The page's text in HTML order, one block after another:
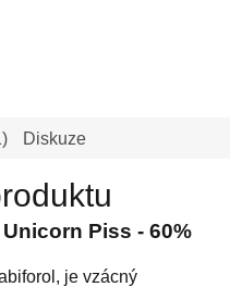
Diskuze
Piss - 60%
je vzácný